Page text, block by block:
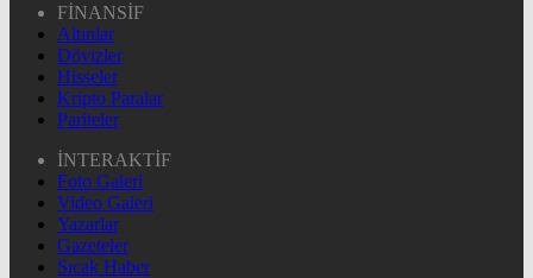
FİNANSİF
Altınlar
Dövizler
Hisseler
Kripto Paralar
Pariteler
İNTERAKTİF
Foto Galeri
Video Galeri
Yazarlar
Gazeteler
Sıcak Haber